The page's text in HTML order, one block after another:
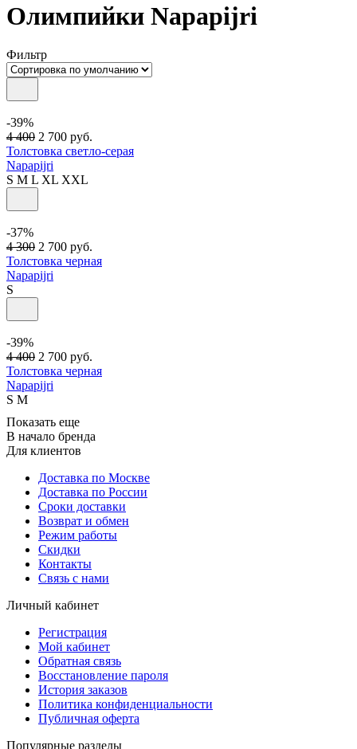
Олимпийки Napapijri
Фильтр
-39%
4 400 2 700 руб.
Толстовка светло-серая
Napapijri
S M L XL XXL
-37%
4 300 2 700 руб.
Толстовка черная
Napapijri
S
-39%
4 400 2 700 руб.
Толстовка черная
Napapijri
S M
Показать еще
В начало бренда
Для клиентов
Доставка по Москве
Доставка по России
Сроки доставки
Возврат и обмен
Режим работы
Скидки
Контакты
Связь с нами
Личный кабинет
Регистрация
Мой кабинет
Обратная связь
Восстановление пароля
История заказов
Политика конфиденциальности
Публичная оферта
Популярные разделы